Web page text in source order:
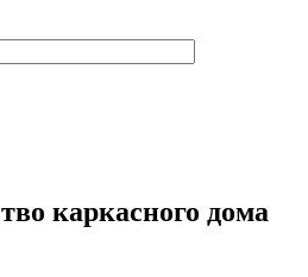
каркасного дома